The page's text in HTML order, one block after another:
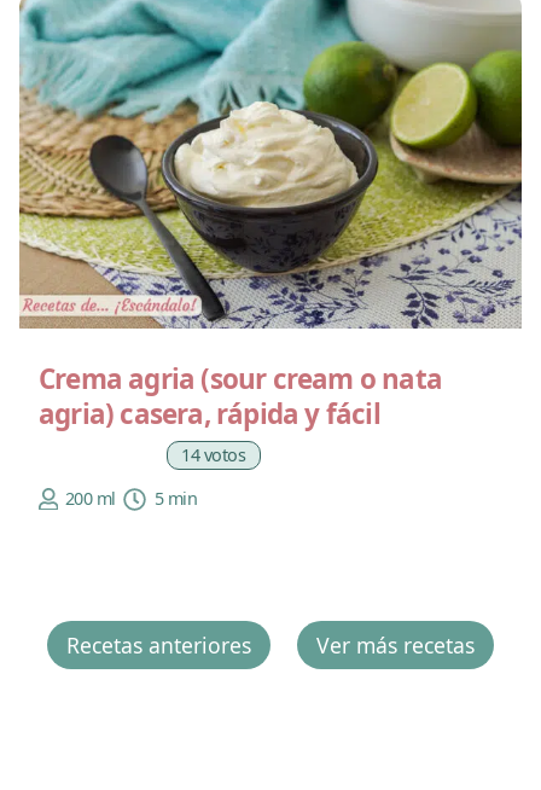
Crema agria (sour cream o nata
agria) casera, rápida y fácil
14 votos
200 ml
5 min
Recetas anteriores Ver más recetas